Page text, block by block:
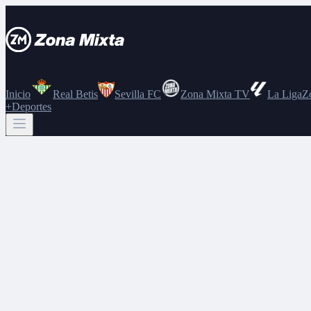
Inicio Real Betis Sevilla FC Zona Mixta TV La Liga
+Deportes